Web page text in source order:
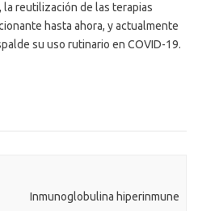
reutilización de las terapias
hasta ahora, y actualmente
su uso rutinario en COVID-19.
Inmunoglobulina hiperinmune